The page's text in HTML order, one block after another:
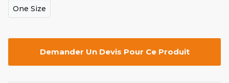
One Size
Demander Un Devis Pour Ce Produit